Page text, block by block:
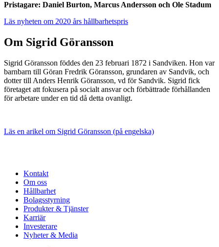
Pristagare: Daniel Burton, Marcus Andersson och Ole Stadum
Läs nyheten om 2020 års hållbarhetspris
Om Sigrid Göransson
Sigrid Göransson föddes den 23 februari 1872 i Sandviken. Hon var
barnbarn till Göran Fredrik Göransson, grundaren av Sandvik, och
dotter till Anders Henrik Göransson, vd för Sandvik. Sigrid fick
företaget att fokusera på socialt ansvar och förbättrade förhållanden
för arbetare under en tid då detta ovanligt.
Läs en arikel om Sigrid Göransson (på engelska)
Kontakt
Om oss
Hållbarhet
Bolagsstyrning
Produkter & Tjänster
Karriär
Investerare
Nyheter & Media